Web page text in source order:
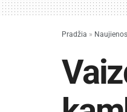
Pradžia » Naujienos